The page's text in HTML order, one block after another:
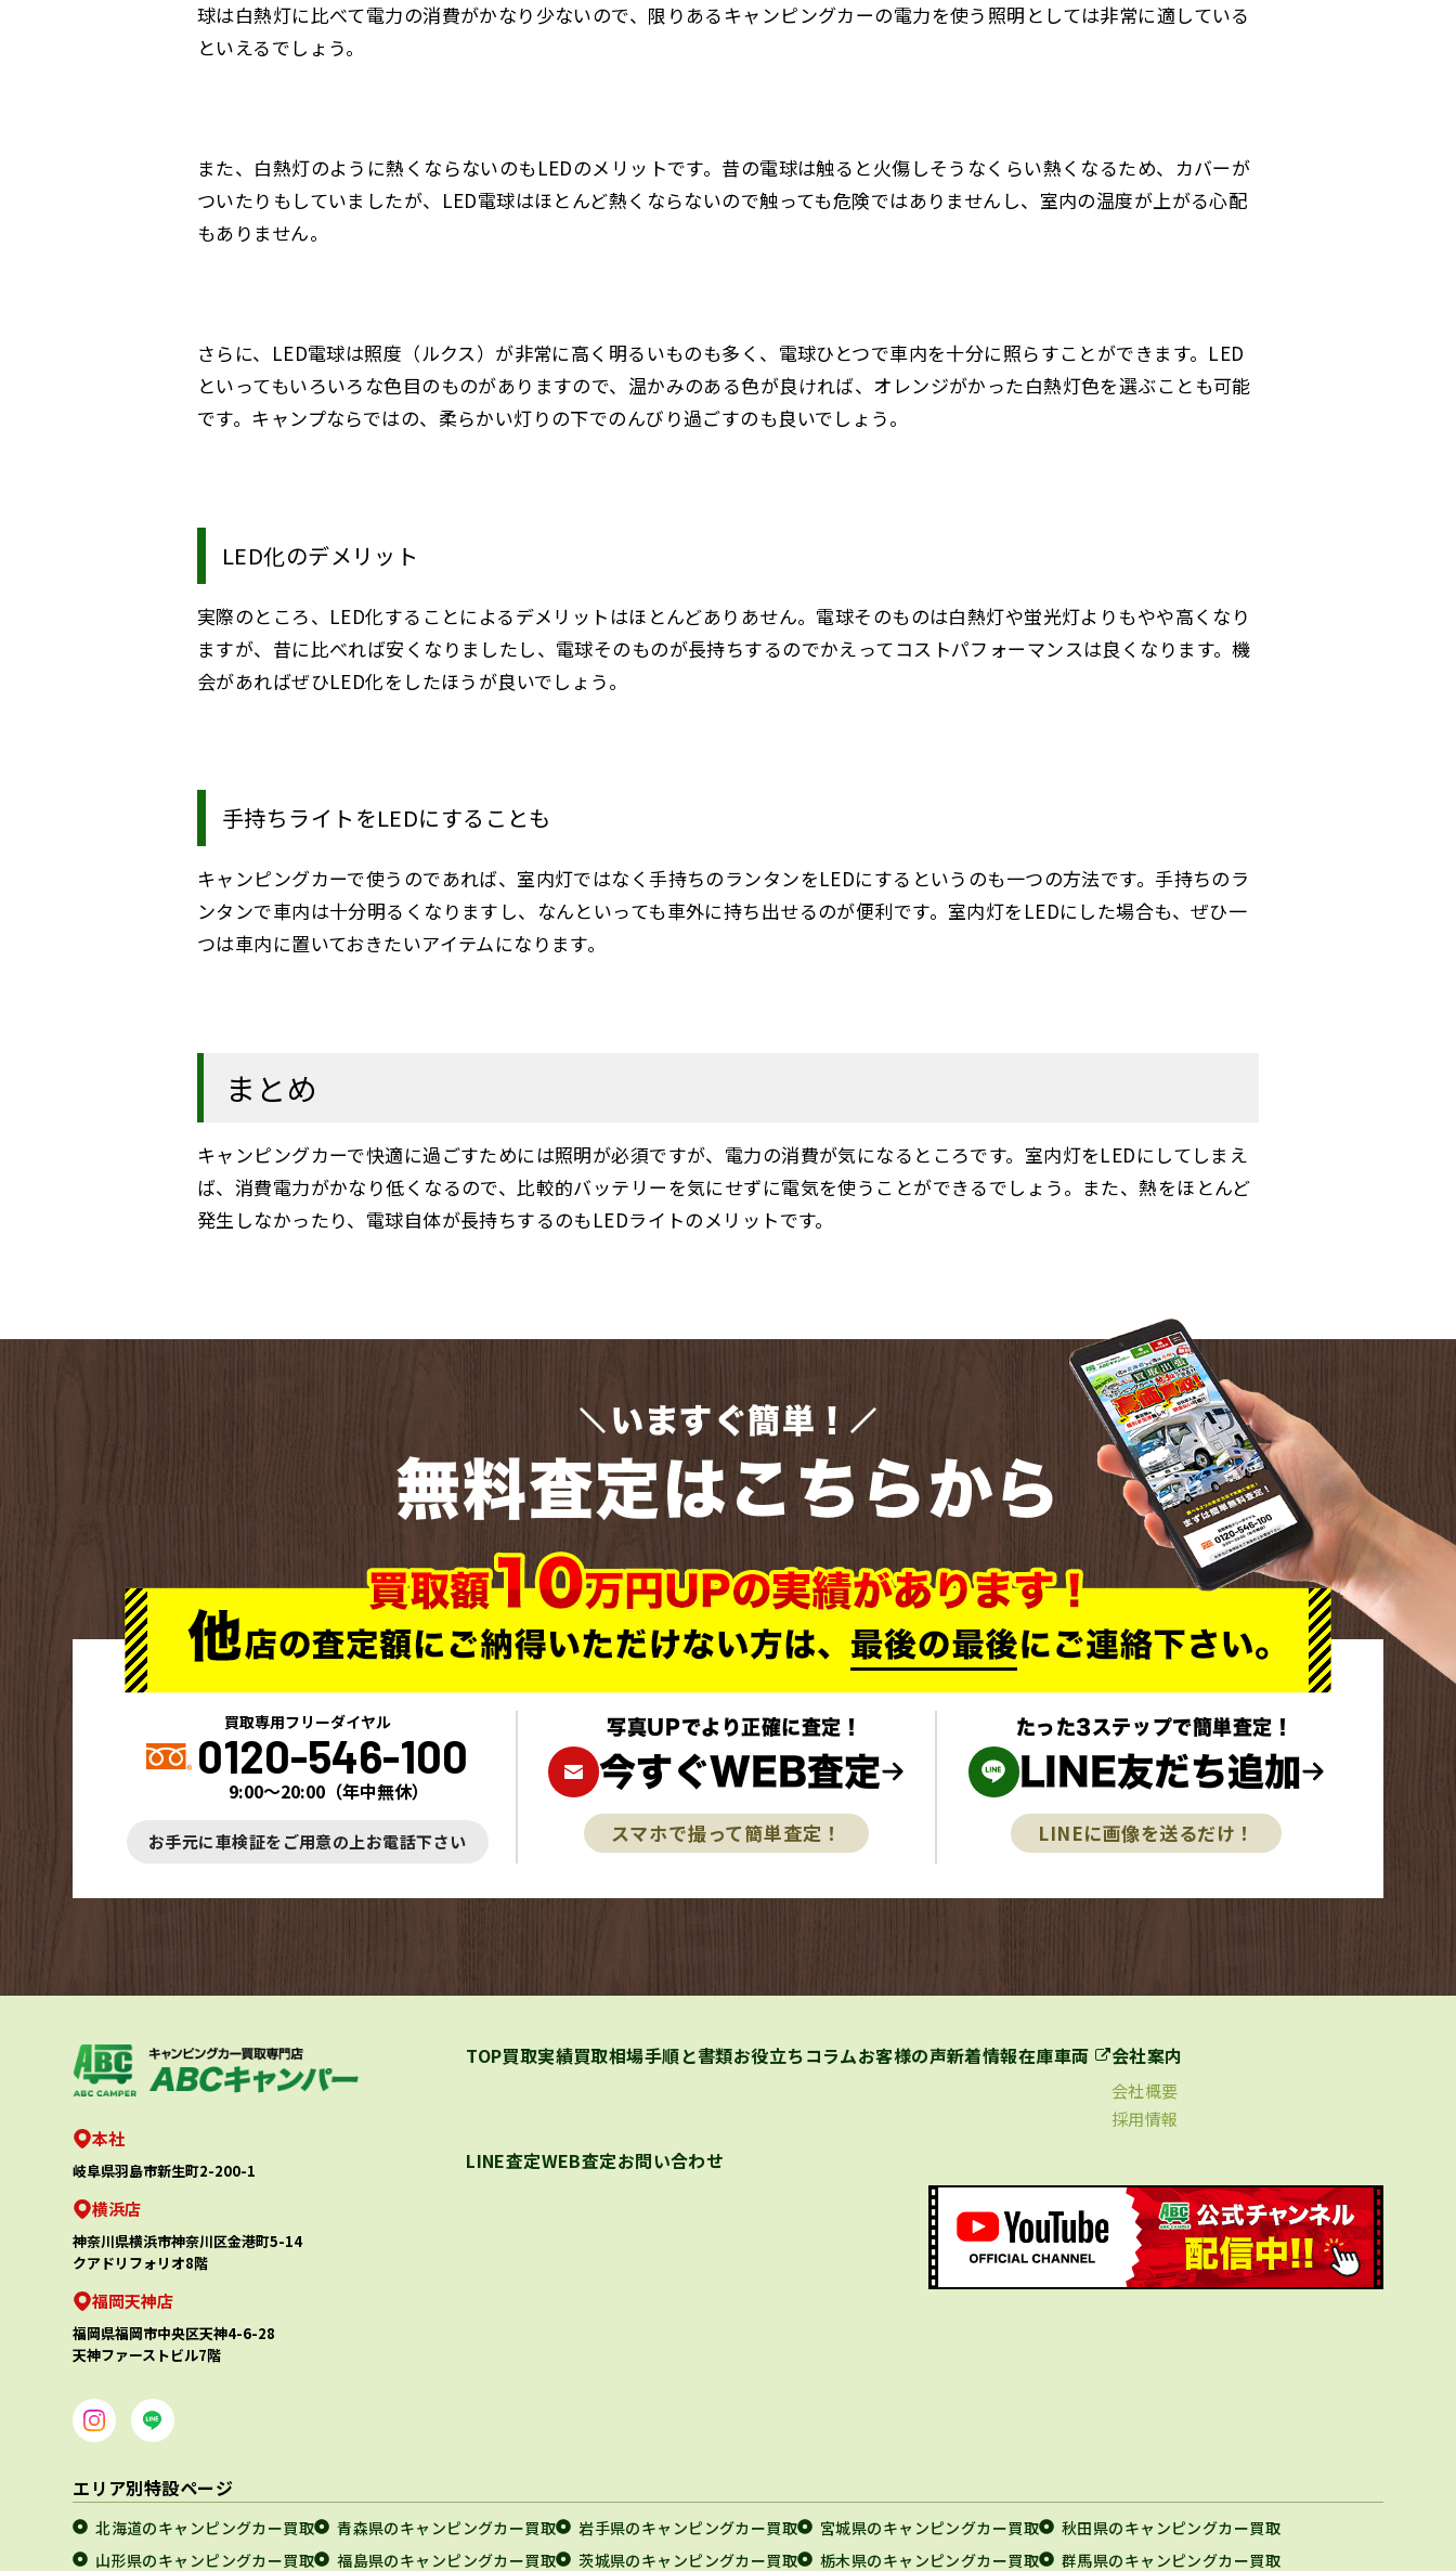
球は白熱灯に比べて電力の消費がかなり少ないので、限りあるキャンピングカーの電力を使う照明としては非常に適している
といえるでしょう。
また、白熱灯のように熱くならないのもLEDのメリットです。昔の電球は触ると火傷しそうなくらい熱くなるため、カバーが
ついたりもしていましたが、LED電球はほとんど熱くならないので触っても危険ではありませんし、室内の温度が上がる心配
もありません。
さらに、LED電球は照度（ルクス）が非常に高く明るいものも多く、電球ひとつで車内を十分に照らすことができます。LED
といってもいろいろな色目のものがありますので、温かみのある色が良ければ、オレンジがかった白熱灯色を選ぶことも可能
です。キャンプならではの、柔らかい灯りの下でのんびり過ごすのも良いでしょう。
LED化のデメリット
実際のところ、LED化することによるデメリットはほとんどありあせん。電球そのものは白熱灯や蛍光灯よりもやや高くなり
ますが、昔に比べれば安くなりましたし、電球そのものが長持ちするのでかえってコストパフォーマンスは良くなります。機
会があればぜひLED化をしたほうが良いでしょう。
手持ちライトをLEDにすることも
キャンピングカーで使うのであれば、室内灯ではなく手持ちのランタンをLEDにするというのも一つの方法です。手持ちのラ
ンタンで車内は十分明るくなりますし、なんといっても車外に持ち出せるのが便利です。室内灯をLEDにした場合も、ぜひ一
つは車内に置いておきたいアイテムになります。
まとめ
キャンピングカーで快適に過ごすためには照明が必須ですが、電力の消費が気になるところです。室内灯をLEDにしてしまえ
ば、消費電力がかなり低くなるので、比較的バッテリーを気にせずに電気を使うことができるでしょう。また、熱をほとんど
発生しなかったり、電球自体が長持ちするのもLEDライトのメリットです。
いますぐ簡単！
無料査定はこちらから
買取専用フリーダイヤル
0120-546-100
9:00～20:00 （年中無休）
お手元に車検証をご用意の上お電話下さい
写真UPでより正確に査定！
今すぐWEB査定
スマホで撮って簡単査定！
たった3ステップで簡単査定！
LINE友だち追加
LINEに画像を送るだけ！
本社
岐阜県羽島市新生町2-200-1
横浜店
神奈川県横浜市神奈川区金港町5-14
クアドリフォリオ8階
福岡天神店
福岡県福岡市中央区天神4-6-28
天神ファーストビル7階
TOP買取実績買取相場手順と書類お役立ちコラムお客様の声新着情報在庫車両 会社案内
会社概要
採用情報
LINE査定WEB査定お問い合わせ
エリア別特設ページ
北海道のキャンピングカー買取 青森県のキャンピングカー買取 岩手県のキャンピングカー買取 宮城県のキャンピングカー買取
秋田県のキャンピングカー買取
山形県のキャンピングカー買取
福島県のキャンピングカー買取 茨城県のキャンピングカー買取 栃木県のキャンピングカー買取 群馬県のキャンピングカー買取